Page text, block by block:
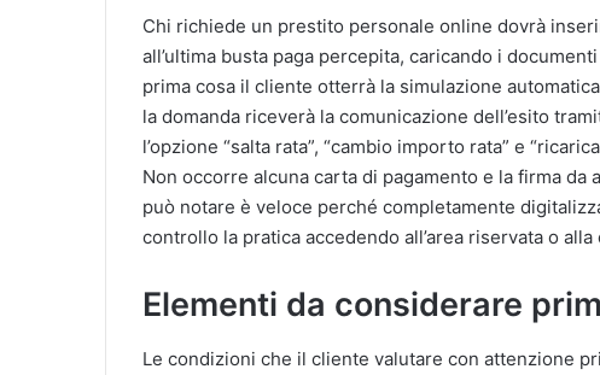
Chi richiede un prestito personale online dovrà
all’ultima busta paga percepita, caricando i
prima cosa il cliente otterrà la simulazione
la domanda riceverà la comunicazione dell’esito
l’opzione “salta rata”, “cambio importo rata” e
Non occorre alcuna carta di pagamento e la firma
può notare è veloce perché completamente
controllo la pratica accedendo all’area riservata o
Elementi da considerare
Le condizioni che il cliente valutare con attenzione